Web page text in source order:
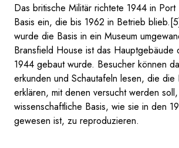
Das britische Militär richtete 1944 in
Basis ein, die bis 1962 in Betrieb
wurde die Basis in ein Museum
Bransfield House ist das Hauptgebäude
1944 gebaut wurde. Besucher können
erkunden und Schautafeln lesen, die die
erklären, mit denen versucht werden
wissenschaftliche Basis, wie sie in den
gewesen ist, zu reproduzieren.